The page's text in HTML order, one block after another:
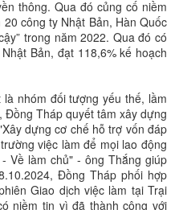
thông. Qua đó củng cố niềm
công ty Nhật Bản, Hàn Quốc
trong năm 2022. Qua đó có
Bản, đạt 118,6% kế hoạch
nhóm đối tượng yếu thế, lầm
Đồng Tháp quyết tâm xây dựng
dựng cơ chế hỗ trợ vốn đáp
việc làm để mọi lao động
Về làm chủ" - ông Thắng giúp
Đồng Tháp phối hợp
Giao dịch việc làm tại Trại
niềm tin vì đã thành công với